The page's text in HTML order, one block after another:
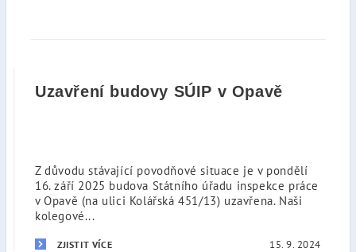
Uzavření budovy SÚIP v Opavě
Z důvodu stávající povodňové situace je v pondělí
16. září 2025 budova Státního úřadu inspekce práce
v Opavě (na ulici Kolářská 451/13) uzavřena. Naši
kolegové...
ZJISTIT VÍCE 15. 9. 2024